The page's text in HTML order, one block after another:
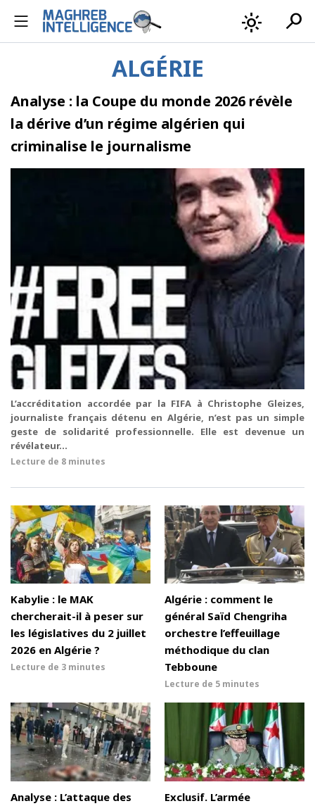
light_mode search
ALGÉRIE
Analyse : la Coupe du monde 2026 révèle
la dérive d’un régime algérien qui
criminalise le journalisme
L’accréditation accordée par la FIFA à Christophe Gleizes,
journaliste français détenu en Algérie, n’est pas un simple
geste de solidarité professionnelle. Elle est devenue un
révélateur...
Lecture de 8 minutes
Kabylie : le MAK
chercherait-il à peser sur
les législatives du 2 juillet
2026 en Algérie ?
Lecture de 3 minutes
Algérie : comment le
général Saïd Chengriha
orchestre l’effeuillage
méthodique du clan
Tebboune
Lecture de 5 minutes
Analyse : L’attaque des
Exclusif. L’armée